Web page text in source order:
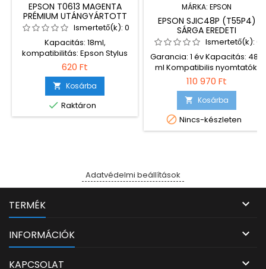
EPSON T0613 MAGENTA
PRÉMIUM UTÁNGYÁRTOTT
TINTAPATRON ECO (CHIPES)
Ismertető(k): 0
Kapacitás: 18ml,
kompatibilitás: Epson Stylus
DX 4850/Epson Stylus
DX3800/Epson Stylus
DX3850/Epson Stylus
DX4200/Epson Stylus
DX4800/Epson Stylus DX4850
620 Ft
 Kosárba
 Raktáron
MÁRKA: EPSON
EPSON SJIC48P (T55P4)
SÁRGA EREDETI
TINTAPATRON
Ismertető(k): 0
Garancia: 1 év Kapacitás: 480
ml Kompatibilis nyomtatók:
Epson ColorWorks C8000
110 970 Ft
 Kosárba
 Nincs-készleten
Adatvédelmi beállítások
TERMÉK 
INFORMÁCIÓK 
KAPCSOLAT 